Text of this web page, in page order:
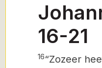
16-21
16“Zozeer